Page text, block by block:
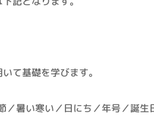
て基礎を学びます。
／暑い寒い／日にち／年号／誕生